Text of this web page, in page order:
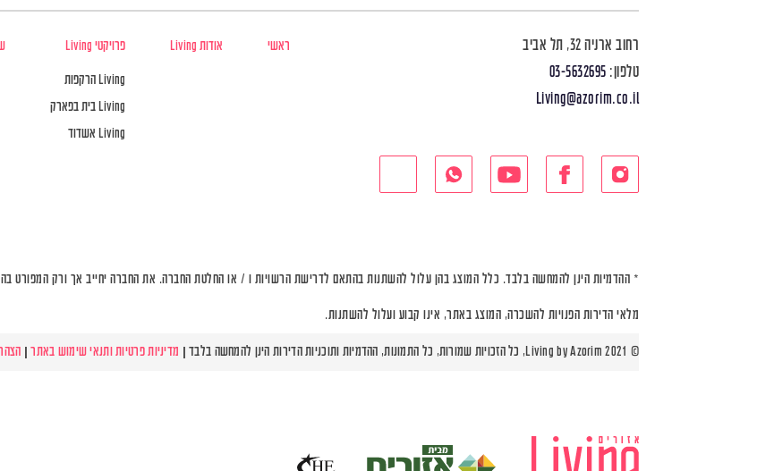
רחוב ארניה 32, תל אביב
טלפון: 03-5632695
Living@azorim.co.il
ראשי אודות Living פרויקטי Living
Living הרקפות
Living בית בפארק
Living אשדוד
* ההדמיות הינן להמחשה בלבד. כלל המוצג בהן עלול להשתנות בהתאם לדרישת הרשויות ו / או החלטת החברה. את החברה יחייב אך ורק המפורט
מלאי הדירות הפנויות להשכרה, המוצג באתר, אינו קבוע ועלול להשתנות.
© Living by Azorim 2021, כל הזכויות שמורות, כל התמונות, ההדמיות ותוכניות הדירות הינן להמחשה בלבד | מדיניות פרטיות ותנאי שימוש באתר|